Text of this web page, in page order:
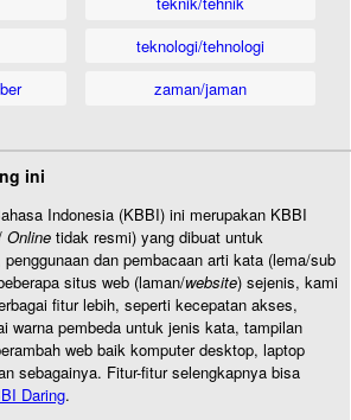
teknologi/tehnologi
zaman/jaman
ini
Indonesia (KBBI) ini merupakan KBBI
Online tidak resmi) yang dibuat untuk
dan pembacaan arti kata (lema/sub
situs web (laman/website) sejenis, kami
fitur lebih, seperti kecepatan akses,
warna pembeda untuk jenis kata, tampilan
web baik komputer desktop, laptop
sebagainya. Fitur-fitur selengkapnya bisa
Daring.